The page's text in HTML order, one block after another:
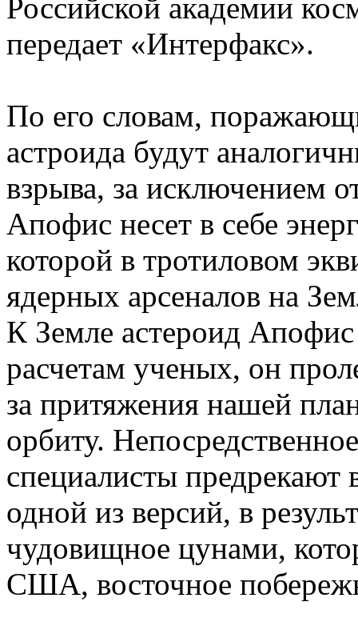
Российской академии
передает «Интерфакс».
По его словам,
астроида будут
взрыва, за исключением
Апофис несет в себе
которой в тротиловом
ядерных арсеналов на
К Земле астероид
расчетам ученых, он
за притяжения нашей
орбиту.
специалисты предрекают
одной из версий, в
чудовищное цунами,
США, восточное